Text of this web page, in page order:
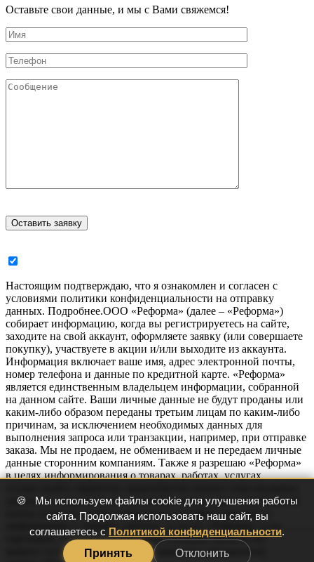
Оставьте свои данные, и мы с Вами свяжемся!
Настоящим подтверждаю, что я ознакомлен и согласен с
условиями политики конфиденциальности на отправку
данных. Подробнее.ООО «Реформа» (далее – «Реформа»)
собирает информацию, когда вы регистрируетесь на сайте,
заходите на свой аккаунт, оформляете заявку (или совершаете
покупку), участвуете в акции и/или выходите из аккаунта.
Информация включает ваше имя, адрес электронной почты,
номер телефона и данные по кредитной карте. «Реформа»
является единственным владельцем информации, собранной
на данном сайте. Ваши личные данные не будут проданы или
каким-либо образом переданы третьим лицам по каким-либо
причинам, за исключением необходимых данных для
выполнения запроса или транзакции, например, при отправке
заказа. Мы не продаем, не обмениваем и не передаем личные
данные сторонним компаниям. Также я разрешаю «Реформа»
в целях информирования о товарах, работах, услугах
данных и направлять на указанный мною адрес электронной
почты и/или на номер мобильного телефона рекламу и
информацию о товарах, работах, услугах «Реформа» и ее
партнеров. Согласие может быть отозвано мною в любой
момент путем направления письменного уведомления по
🍪
Мы используем файлы cookie для улучшения работы
сайта. Продолжая использовать наш сайт, вы
соглашаетесь с Политикой конфиденциальности.
Принять
Отклонить